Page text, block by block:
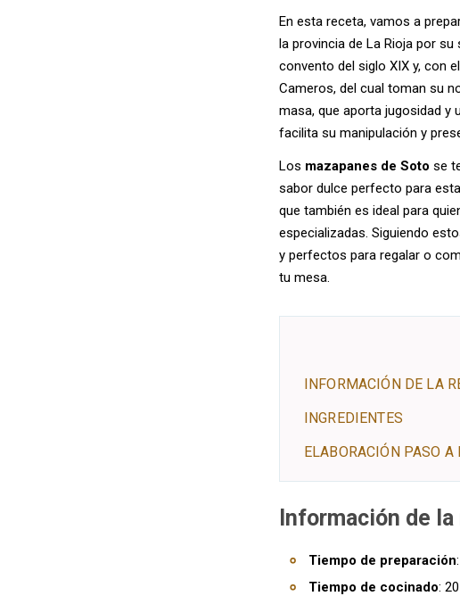
En esta receta, vamos a
la provincia de La Rioja por
convento del siglo XIX y, con
Cameros, del cual toman su
masa, que aporta jugosidad y
facilita su manipulación y
Los mazapanes de Soto se
sabor dulce perfecto para
que también es ideal para
especializadas. Siguiendo
y perfectos para regalar o
tu mesa.
INFORMACIÓN DE LA
INGREDIENTES
ELABORACIÓN PASO A
Información de
Tiempo de preparación
Tiempo de cocinado: